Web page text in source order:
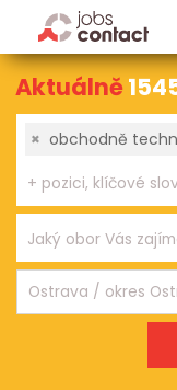
Aktuálně
× obchodně